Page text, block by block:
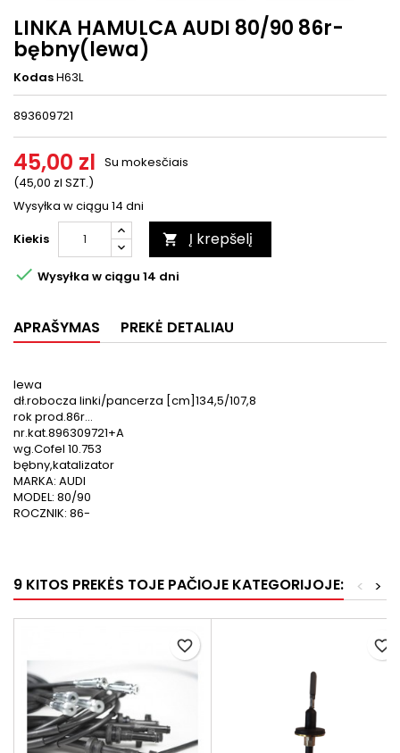
LINKA HAMULCA AUDI 80/90 86r-
bębny(lewa)
KodasH63L
893609721
45,00 zl
(45,00 zl SZT.)
Su mokesčiais
Wysyłka w ciągu 14 dni
Kiekis
 Į krepšelį
 Wysyłka w ciągu 14 dni
APRAŠYMAS PREKĖ DETALIAU
lewa
dł.robocza linki/pancerza [cm]134,5/107,8
rok prod.86r...
nr.kat.896309721+A
wg.Cofel 10.753
bębny,katalizator
MARKA: AUDI
MODEL: 80/90
ROCZNIK: 86-
9 KITOS PREKĖS TOJE PAČIOJE KATEGORIJOJE: >
<
favorite_border favorite_border